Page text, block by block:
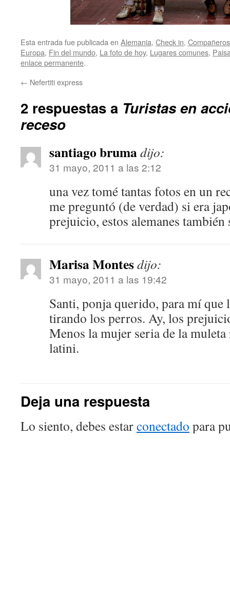
Esta entrada fue publicada en Alemania, Check in,
Europa, Fin del mundo, La foto de hoy, Lugares comunes,
enlace permanente.
← Nefertiti express
2 respuestas a Turistas en
receso
santiago brumadijo:
31 mayo, 2011 a las 2:12
una vez tomé tantas fotos en un
me preguntó (de verdad) si era
prejuicio, estos alemanes también
Marisa Montesdijo:
31 mayo, 2011 a las 19:42
Santi, ponja querido, para mí que
tirando los perros. Ay, los
Menos la mujer seria de la muleta
latini.
Deja una respuesta
Lo siento, debes estarconectado para